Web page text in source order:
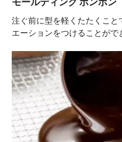
注ぐ前に型を軽くたたくこと
エーションをつけることがで
レ
デ
ィ・
ゥ・
ユ